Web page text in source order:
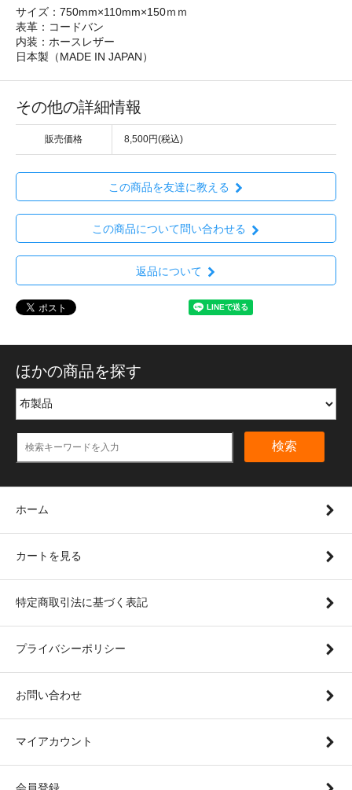
サイズ：750mm×110mm×150ｍｍ
表革：コードバン
内装：ホースレザー
日本製（MADE IN JAPAN）
その他の詳細情報
販売価格 8,500円(税込)
この商品を友達に教える
この商品について問い合わせる
返品について
ほかの商品を探す
検索
ホーム
カートを見る
特定商取引法に基づく表記
プライバシーポリシー
お問い合わせ
マイアカウント
会員登録